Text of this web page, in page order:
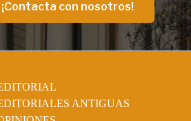
¡Contacta con nosotros!
ANTIGUAS